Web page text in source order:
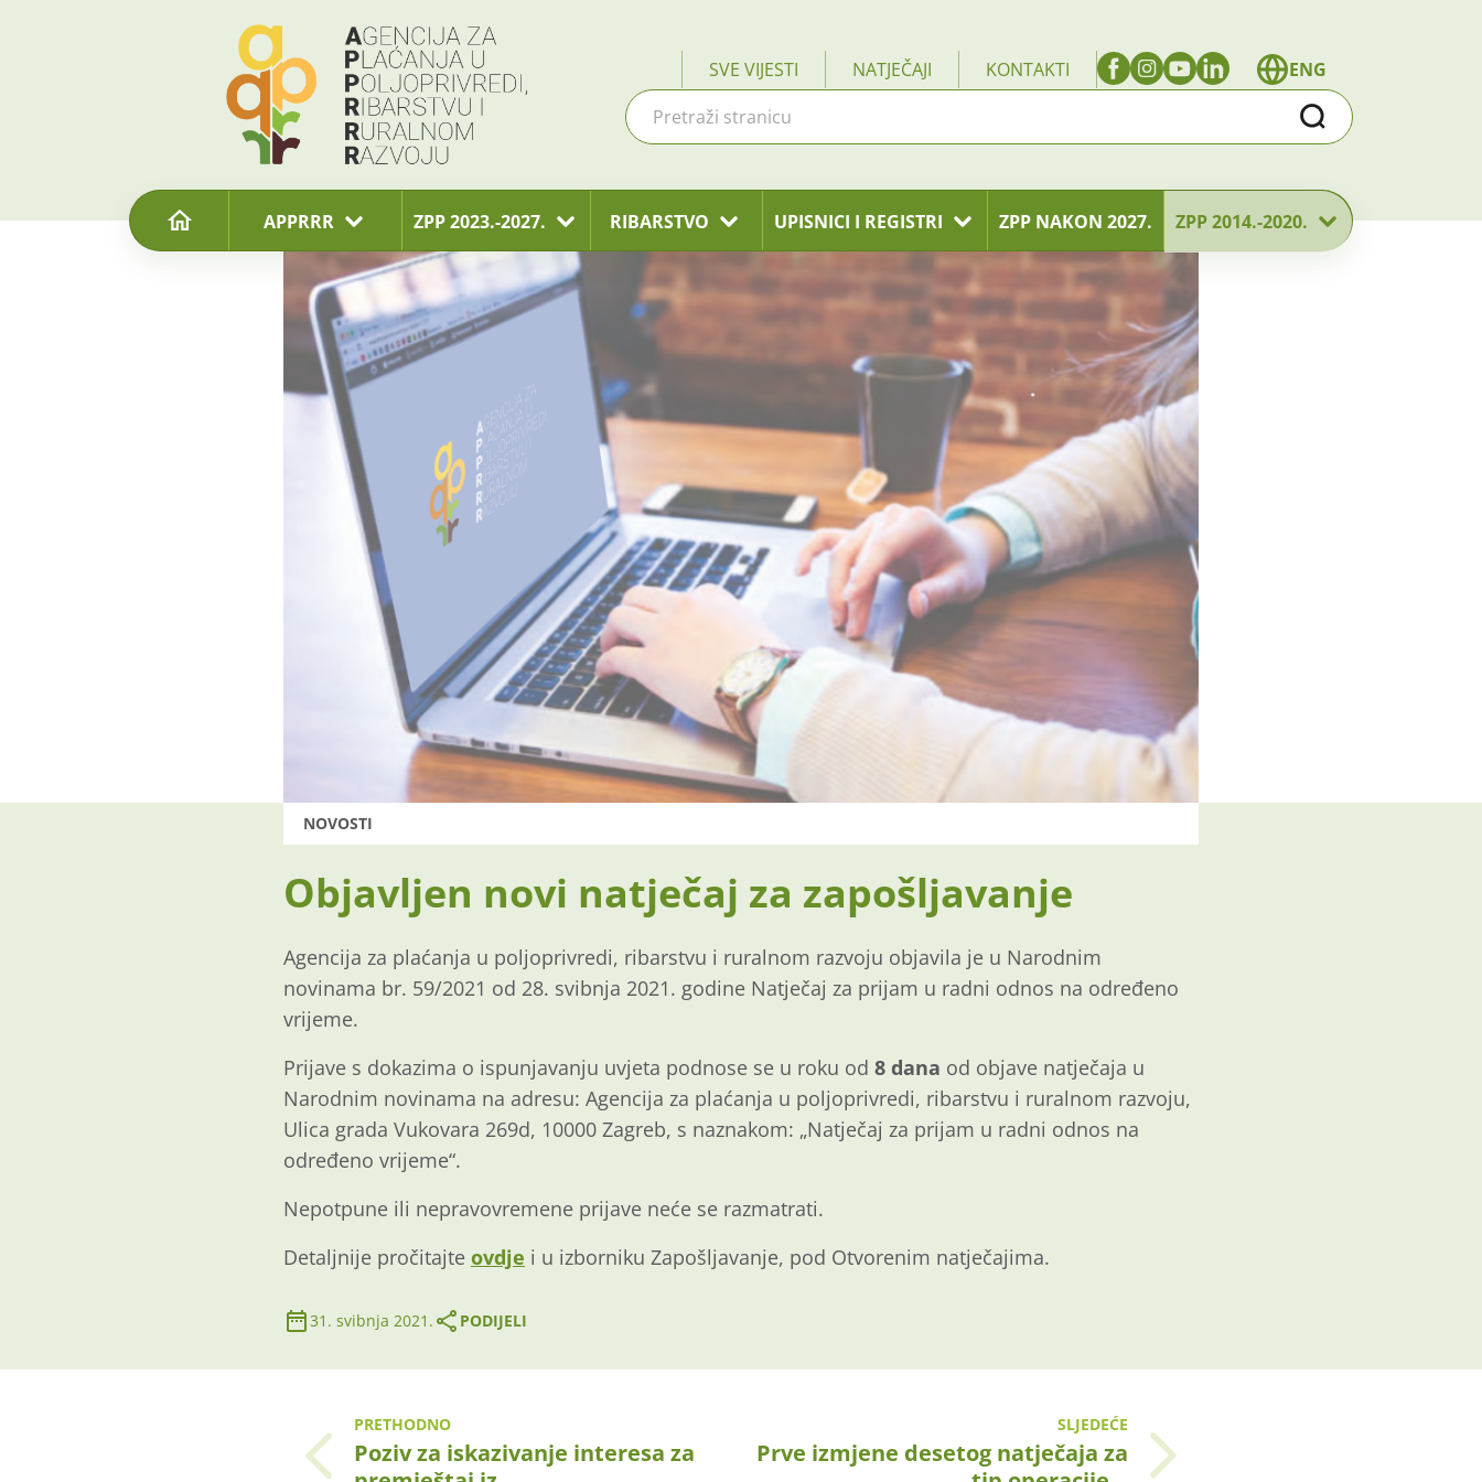
SVE VIJESTI NATJEČAJI KONTAKTI
ENG
Traži
APPRRR ZPP 2023.-2027. RIBARSTVO UPISNICI I REGISTRI ZPP NAKON 2027. ZPP 2014.-2020.
NOVOSTI
Objavljen novi natječaj za zapošljavanje
Agencija za plaćanja u poljoprivredi, ribarstvu i ruralnom razvoju objavila je u Narodnim
novinama br. 59/2021 od 28. svibnja 2021. godine Natječaj za prijam u radni odnos na određeno
vrijeme.
Prijave s dokazima o ispunjavanju uvjeta podnose se u roku od 8 dana od objave natječaja u
Narodnim novinama na adresu: Agencija za plaćanja u poljoprivredi, ribarstvu i ruralnom razvoju,
Ulica grada Vukovara 269d, 10000 Zagreb, s naznakom: „Natječaj za prijam u radni odnos na
određeno vrijeme“.
Nepotpune ili nepravovremene prijave neće se razmatrati.
Detaljnije pročitajte ovdje i u izborniku Zapošljavanje, pod Otvorenim natječajima.
31. svibnja 2021. PODIJELI
PRETHODNO
Poziv za iskazivanje interesa za
SLJEDEĆE
Prve izmjene desetog natječaja za